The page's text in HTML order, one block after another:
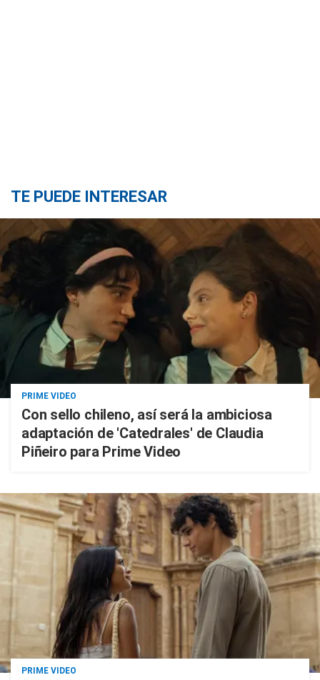
TE PUEDE INTERESAR
PRIME VIDEO
Con sello chileno, así será la ambiciosa
adaptación de 'Catedrales' de Claudia
Piñeiro para Prime Video
PRIME VIDEO